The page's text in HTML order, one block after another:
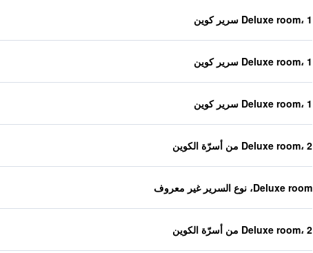
Deluxe room، 1 سرير كوين
Deluxe room، 1 سرير كوين
Deluxe room، 1 سرير كوين
Deluxe room، 2 من أسرّة الكوين
Deluxe room، نوع السرير غير معروف
Deluxe room، 2 من أسرّة الكوين